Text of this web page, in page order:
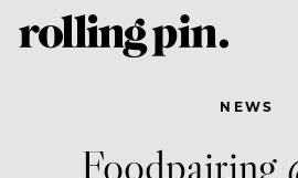
NEWS
Foodpairing